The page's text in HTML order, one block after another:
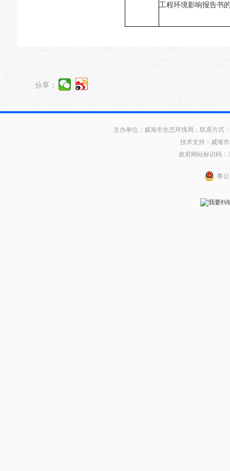
工程环境影响报告书
分享：
主办单位：威海市生态环境局，联系方式
技术支持：威海
政府网站标识码：
鲁公